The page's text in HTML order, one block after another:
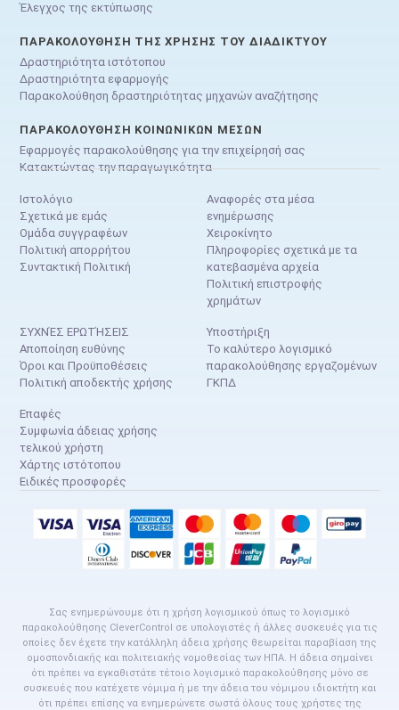
Έλεγχος της εκτύπωσης
ΠΑΡΑΚΟΛΟΎΘΗΣΗ ΤΗΣ ΧΡΉΣΗΣ ΤΟΥ ΔΙΑΔΙΚΤΎΟΥ
Δραστηριότητα ιστότοπου
Δραστηριότητα εφαρμογής
Παρακολούθηση δραστηριότητας μηχανών αναζήτησης
ΠΑΡΑΚΟΛΟΎΘΗΣΗ ΚΟΙΝΩΝΙΚΏΝ ΜΈΣΩΝ
Εφαρμογές παρακολούθησης για την επιχείρησή σας
Κατακτώντας την παραγωγικότητα
Ιστολόγιο
Σχετικά με εμάς
Ομάδα συγγραφέων
Πολιτική απορρήτου
Συντακτική Πολιτική
Αναφορές στα μέσα
ενημέρωσης
Χειροκίνητο
Πληροφορίες σχετικά με τα
κατεβασμένα αρχεία
Πολιτική επιστροφής
χρημάτων
ΣΥΧΝΈΣ ΕΡΩΤΉΣΕΙΣ
Αποποίηση ευθύνης
Όροι και Προϋποθέσεις
Πολιτική αποδεκτής χρήσης
Υποστήριξη
Το καλύτερο λογισμικό
παρακολούθησης εργαζομένων
ΓΚΠΔ
Επαφές
Συμφωνία άδειας χρήσης
τελικού χρήστη
Χάρτης ιστότοπου
Ειδικές προσφορές
Σας ενημερώνουμε ότι η χρήση λογισμικού όπως το λογισμικό
παρακολούθησης CleverControl σε υπολογιστές ή άλλες συσκευές για τις
οποίες δεν έχετε την κατάλληλη άδεια χρήσης θεωρείται παραβίαση της
ομοσπονδιακής και πολιτειακής νομοθεσίας των ΗΠΑ. Η άδεια σημαίνει
ότι πρέπει να εγκαθιστάτε τέτοιο λογισμικό παρακολούθησης μόνο σε
συσκευές που κατέχετε νόμιμα ή με την άδεια του νόμιμου ιδιοκτήτη και
ότι πρέπει επίσης να ενημερώνετε σωστά όλους τους χρήστες της